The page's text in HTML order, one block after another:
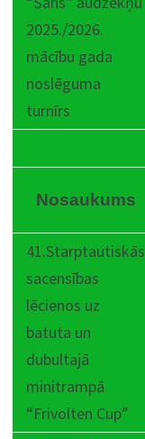
2025./2026.
mācību gada
noslēguma
turnīrs
Nosaukums
41.Starptautiskās
sacensības
lēcienos uz
batuta un
dubultajā
minitrampā
“Frivolten Cup”